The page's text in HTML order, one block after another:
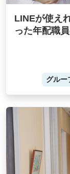
LINEが使え
った年配職
グルー